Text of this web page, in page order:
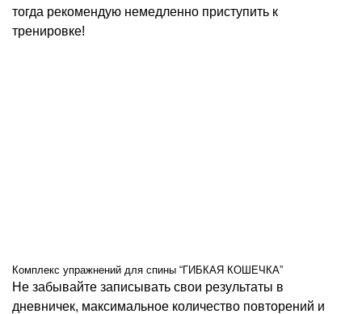
тогда рекомендую немедленно приступить к
тренировке!
Комплекс упражнений для спины “ГИБКАЯ КОШЕЧКА”
Не забывайте записывать свои результаты в
дневничек, максимальное количество повторений и